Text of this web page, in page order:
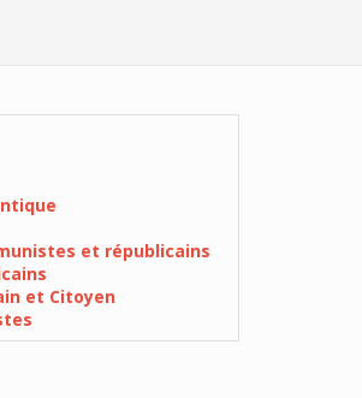
et républicains
et Citoyen